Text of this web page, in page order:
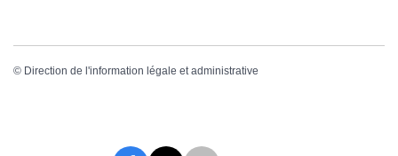
© Direction de l'information légale et administrative